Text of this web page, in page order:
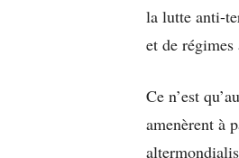
la lutte anti-
et de
Ce n’est
amenèrent à